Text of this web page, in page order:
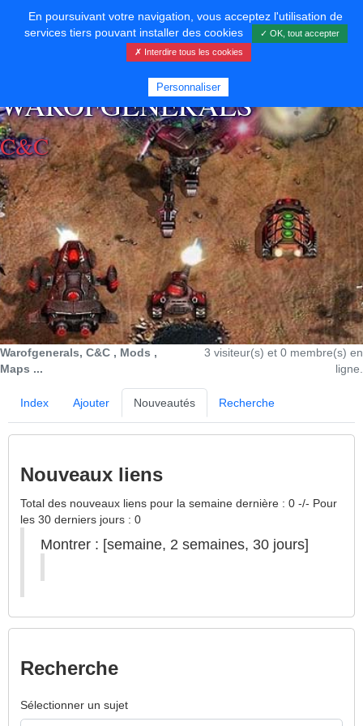
⚡ SOUTENIR LE DÉVELOPPEMENT
WAROFGENERALS
C&C
Warofgenerals, C&C , Mods ,
Maps ...
3 visiteur(s) et 0 membre(s) en
ligne.
Index Ajouter Nouveautés Recherche
Nouveaux liens
Total des nouveaux liens pour la semaine dernière : 0 -/- Pour
les 30 derniers jours : 0
Montrer : [semaine, 2 semaines, 30 jours]
Recherche
Sélectionner un sujet
En poursuivant votre navigation, vous acceptez l'utilisation de
services tiers pouvant installer des cookies
✓ OK, tout accepter
✗ Interdire tous les cookies
Personnaliser